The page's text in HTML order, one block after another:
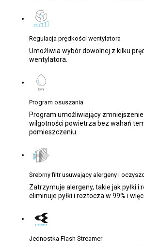
Regulacja prędkości wentylatora
Umożliwia wybór dowolnej z kilku
wentylatora.
Program osuszania
Program umożliwiający
wilgotności powietrza bez wahań
pomieszczeniu.
Srebrny filtr usuwający alergeny i
Zatrzymuje alergeny, takie jak pyłki i
eliminuje pyłki i roztocza w 99% i
Jednostka Flash Streamer